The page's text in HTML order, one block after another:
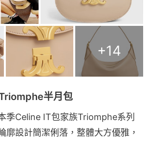
+14
半月包
季Celine IT包家族Triomphe系列
廓設計簡潔俐落，整體大方優雅，